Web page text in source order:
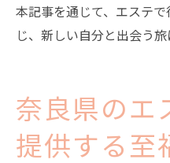
本記事を通じて、エステ
じ、新しい自分と出会う旅
奈良県のエ
提供する至